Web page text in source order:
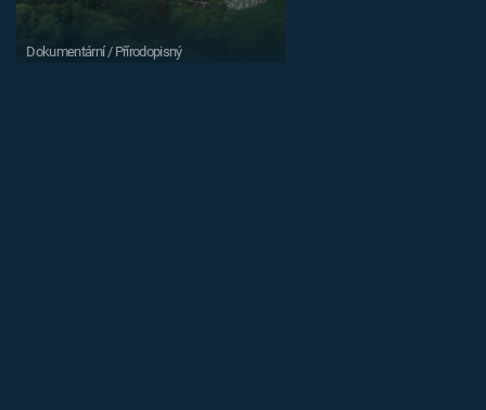
Dokumentární / Přírodopisný